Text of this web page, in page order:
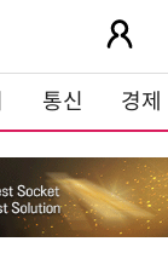
통신 경제